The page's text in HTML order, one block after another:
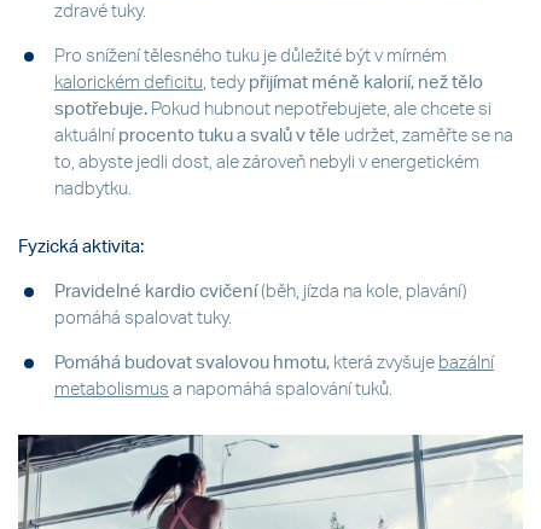
zdravé tuky.
Pro snížení tělesného tuku je důležité být v mírném
kalorickém deficitu , tedy přijímat méně kalorií, než tělo
spotřebuje. Pokud hubnout nepotřebujete, ale chcete si
aktuální procento tuku a svalů v těle udržet, zaměřte se na
to, abyste jedli dost, ale zároveň nebyli v energetickém
nadbytku.
Fyzická aktivita:
Pravidelné kardio cvičení (běh, jízda na kole, plavání)
pomáhá spalovat tuky.
Pomáhá budovat svalovou hmotu, která zvyšuje bazální
metabolismus a napomáhá spalování tuků.